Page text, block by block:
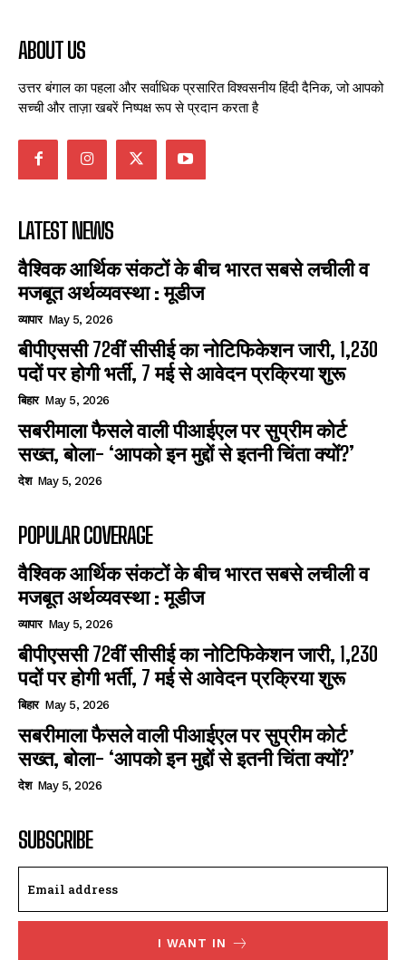
ABOUT US
उत्तर बंगाल का पहला और सर्वाधिक प्रसारित विश्वसनीय हिंदी दैनिक, जो आपको
सच्ची और ताज़ा खबरें निष्पक्ष रूप से प्रदान करता है
LATEST NEWS
वैश्विक आर्थिक संकटों के बीच भारत सबसे लचीली व
मजबूत अर्थव्यवस्था : मूडीज
व्यापार May 5, 2026
बीपीएससी 72वीं सीसीई का नोटिफिकेशन जारी, 1,230
पदों पर होगी भर्ती, 7 मई से आवेदन प्रक्रिया शुरू
बिहार May 5, 2026
सबरीमाला फैसले वाली पीआईएल पर सुप्रीम कोर्ट
सख्त, बोला- ‘आपको इन मुद्दों से इतनी चिंता क्यों?’
देश May 5, 2026
POPULAR COVERAGE
वैश्विक आर्थिक संकटों के बीच भारत सबसे लचीली व
मजबूत अर्थव्यवस्था : मूडीज
व्यापार May 5, 2026
बीपीएससी 72वीं सीसीई का नोटिफिकेशन जारी, 1,230
पदों पर होगी भर्ती, 7 मई से आवेदन प्रक्रिया शुरू
बिहार May 5, 2026
सबरीमाला फैसले वाली पीआईएल पर सुप्रीम कोर्ट
सख्त, बोला- ‘आपको इन मुद्दों से इतनी चिंता क्यों?’
देश May 5, 2026
SUBSCRIBE
I WANT IN